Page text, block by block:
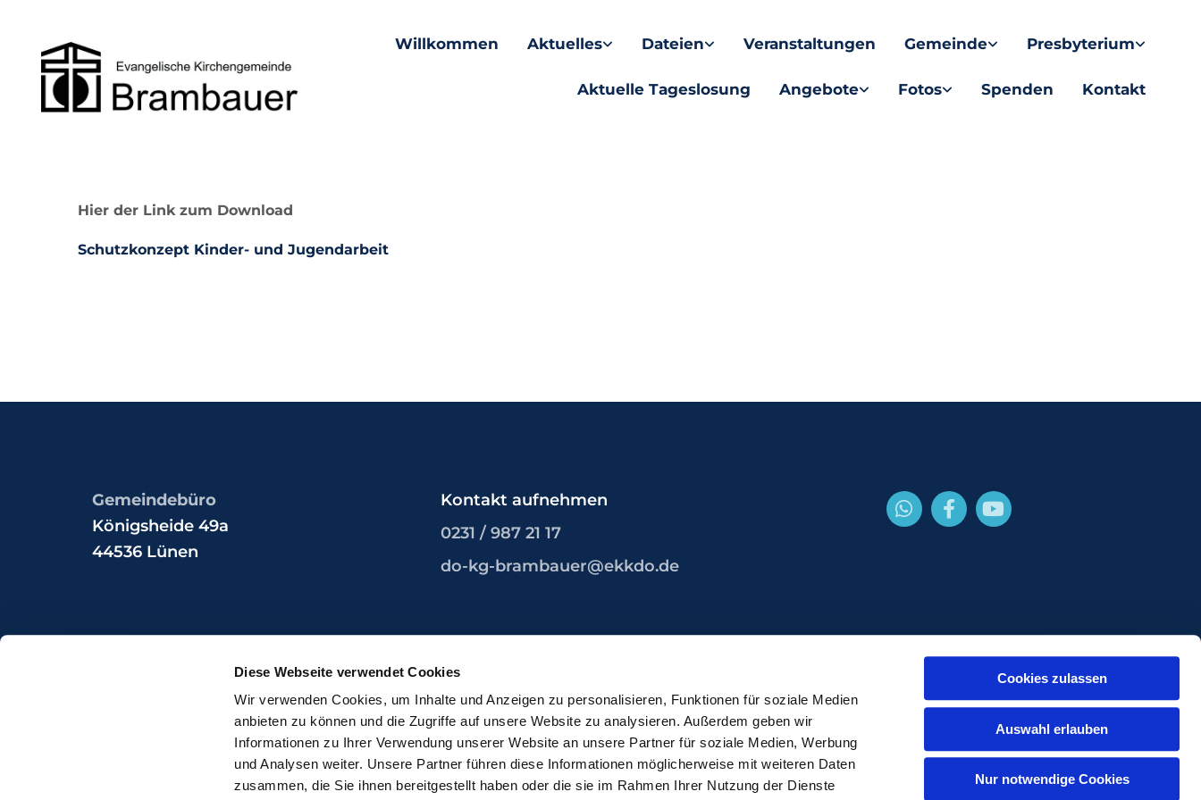
Diese Webseite verwendet Cookies
Wir verwenden Cookies, um Inhalte und Anzeigen zu personalisieren, Funktionen für soziale Medien
anbieten zu können und die Zugriffe auf unsere Website zu analysieren. Außerdem geben wir
Informationen zu Ihrer Verwendung unserer Website an unsere Partner für soziale Medien, Werbung
und Analysen weiter. Unsere Partner führen diese Informationen möglicherweise mit weiteren Daten
zusammen, die Sie ihnen bereitgestellt haben oder die sie im Rahmen Ihrer Nutzung der Dienste
Cookies zulassen
Auswahl erlauben
Nur notwendige Cookies
Willkommen Aktuelles Dateien Veranstaltungen Gemeinde Presbyterium
Aktuelle Tageslosung Angebote Fotos Spenden Kontakt
Hier der Link zum Download
Schutzkonzept Kinder- und Jugendarbeit
Gemeindebüro
Königsheide 49a
44536 Lünen
Kontakt aufnehmen
0231 / 987 21 17
do-kg-brambauer@ekkdo.de
Impressum Datenschutzerklärung ChurchDesk-Login